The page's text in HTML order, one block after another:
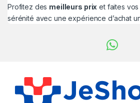
Profitez des meilleurs prix et faites
sérénité avec une expérience d’achat